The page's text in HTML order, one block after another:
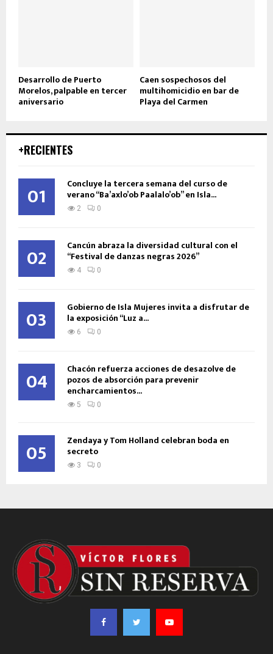
Desarrollo de Puerto
Morelos, palpable en tercer
aniversario
Caen sospechosos del
multihomicidio en bar de
Playa del Carmen
+RECIENTES
01 Concluye la tercera semana del curso de
verano “Ba’axlo’ob Paalalo’ob” en Isla...
2 0
02 Cancún abraza la diversidad cultural con el
“Festival de danzas negras 2026”
4 0
03 Gobierno de Isla Mujeres invita a disfrutar de
la exposición “Luz a...
6 0
04 Chacón refuerza acciones de desazolve de
pozos de absorción para prevenir
encharcamientos...
5 0
05 Zendaya y Tom Holland celebran boda en
secreto
3 0